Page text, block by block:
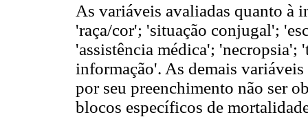
As variáveis avaliadas quanto à
'raça/cor'; 'situação conjugal';
'assistência médica';
informação'. As demais
por seu preenchimento não ser
blocos específicos de